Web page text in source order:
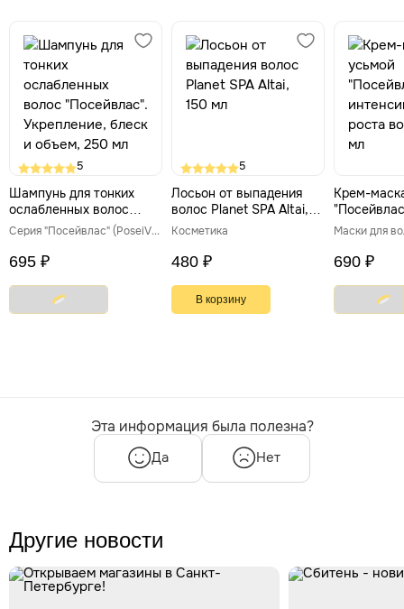
5
Шампунь для тонких
ослабленных волос
"Посейвлас".
Укрепление, блеск и
объем, 250 мл
Серия "Посейвлас" (PoseiVLAS)
695 ₽
5
Лосьон от выпадения
волос Planet SPA Altai,
150 мл
Косметика
480 ₽
В корзину
Крем-
волос,
Маски для
690 ₽
Эта информация была полезна?
Да Нет
Другие новости